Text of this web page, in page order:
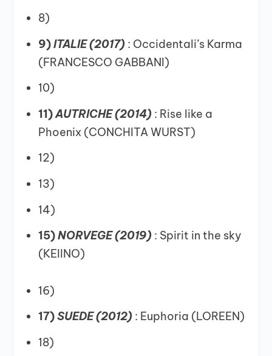
8)
9)ITALIE (2017): Occidentali’s Karma
(FRANCESCO GABBANI)
10)
11)AUTRICHE (2014): Rise like a
Phoenix (CONCHITA WURST)
12)
13)
14)
15)NORVEGE (2019): Spirit in the sky
(KEIINO)
16)
17)SUEDE (2012): Euphoria (LOREEN)
18)